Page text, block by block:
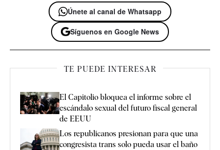
Únete al canal de Whatsapp
Síguenos en Google News
TE PUEDE INTERESAR
El Capitolio bloquea el informe sobre el
escándalo sexual del futuro fiscal general
de EEUU
Los republicanos presionan para que una
congresista trans solo pueda usar el baño